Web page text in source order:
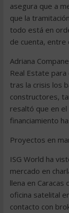
asegura que a
que la
todo está en
de cuenta,
Adriana
Real Estate
tras la crisis los
constructores,
resaltó que en
financiamiento
Proyectos en
ISG World ha
mercado en
llena en Caracas
oficina satelital
contacto con